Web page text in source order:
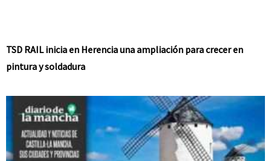
TSD RAIL inicia en Herencia una ampliación para crecer en
pintura y soldadura